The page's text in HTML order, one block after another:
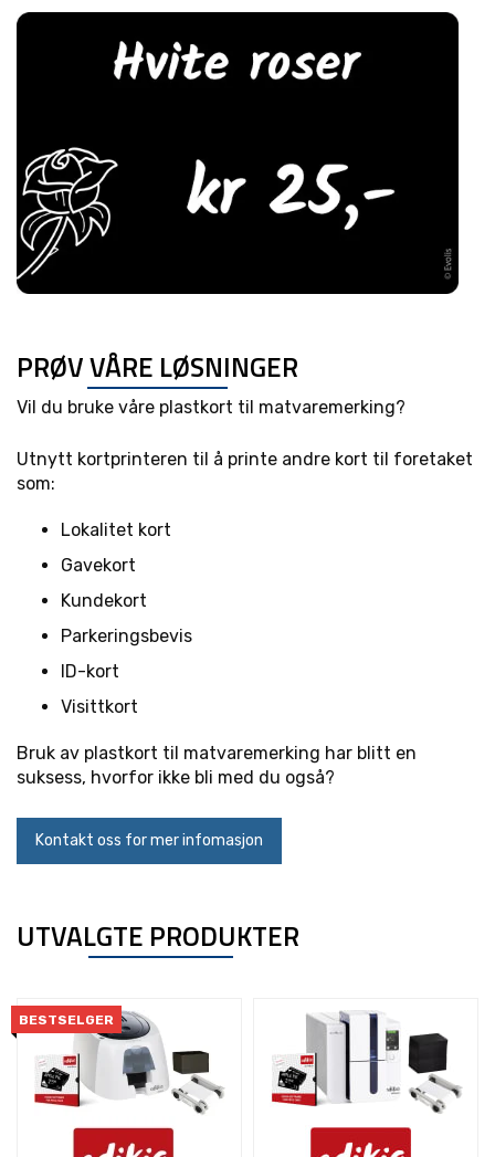
PRØV VÅRE LØSNINGER
Vil du bruke våre plastkort til matvaremerking?
Utnytt kortprinteren til å printe andre kort til foretaket
som:
Lokalitet kort
Gavekort
Kundekort
Parkeringsbevis
ID-kort
Visittkort
Bruk av plastkort til matvaremerking har blitt en
suksess, hvorfor ikke bli med du også?
Kontakt oss for mer infomasjon
UTVALGTE PRODUKTER
BESTSELGER